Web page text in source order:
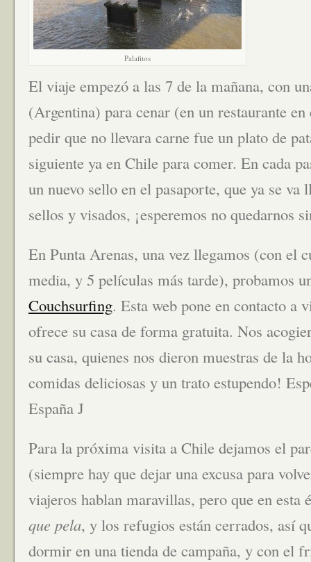
Palafitos
El viaje empezó a las 7 de la mañana, con
(Argentina) para cenar (en un restaurante
pedir que no llevara carne fue un plato de
siguiente ya en Chile para comer. En cada
un nuevo sello en el pasaporte, que ya se va
sellos y visados, ¡esperemos no quedarnos
En Punta Arenas, una vez llegamos (con el
media, y 5 películas más tarde), probamos
Couchsurfing. Esta web pone en contacto a
ofrece su casa de forma gratuita. Nos
su casa, quienes nos dieron muestras de la
comidas deliciosas y un trato estupendo!
España J
Para la próxima visita a Chile dejamos el
(siempre hay que dejar una excusa para
viajeros hablan maravillas, pero que en esta
que pela, y los refugios están cerrados, así
dormir en una tienda de campaña, y con el